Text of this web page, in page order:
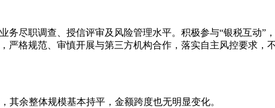
尽职调查、授信评审及风险管理水平。积极参与“银税互动”
格规范、审慎开展与第三方机构合作，落实自主风控要求，
其余整体规模基本持平，金额跨度也无明显变化。